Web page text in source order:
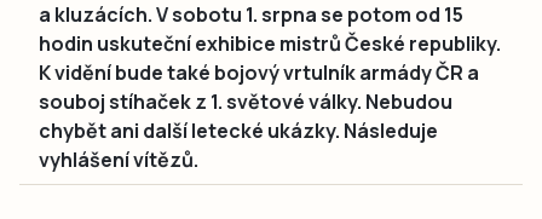
a kluzácích. V sobotu 1. srpna se potom od 15
hodin uskuteční exhibice mistrů České republiky.
K vidění bude také bojový vrtulník armády ČR a
souboj stíhaček z 1. světové války. Nebudou
chybět ani další letecké ukázky. Následuje
vyhlášení vítězů.